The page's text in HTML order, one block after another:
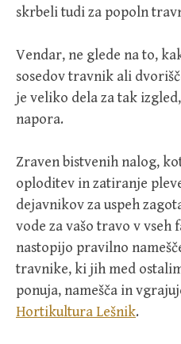
skrbeli tudi za popoln
Vendar, ne glede na to,
sosedov travnik ali
je veliko dela za tak
napora.
Zraven bistvenih nalog,
oploditev in zatiranje
dejavnikov za uspeh
vode za vašo travo v vseh
nastopijo pravilno
travnike, ki jih med
ponuja, namešča in
Hortikultura Lešnik.